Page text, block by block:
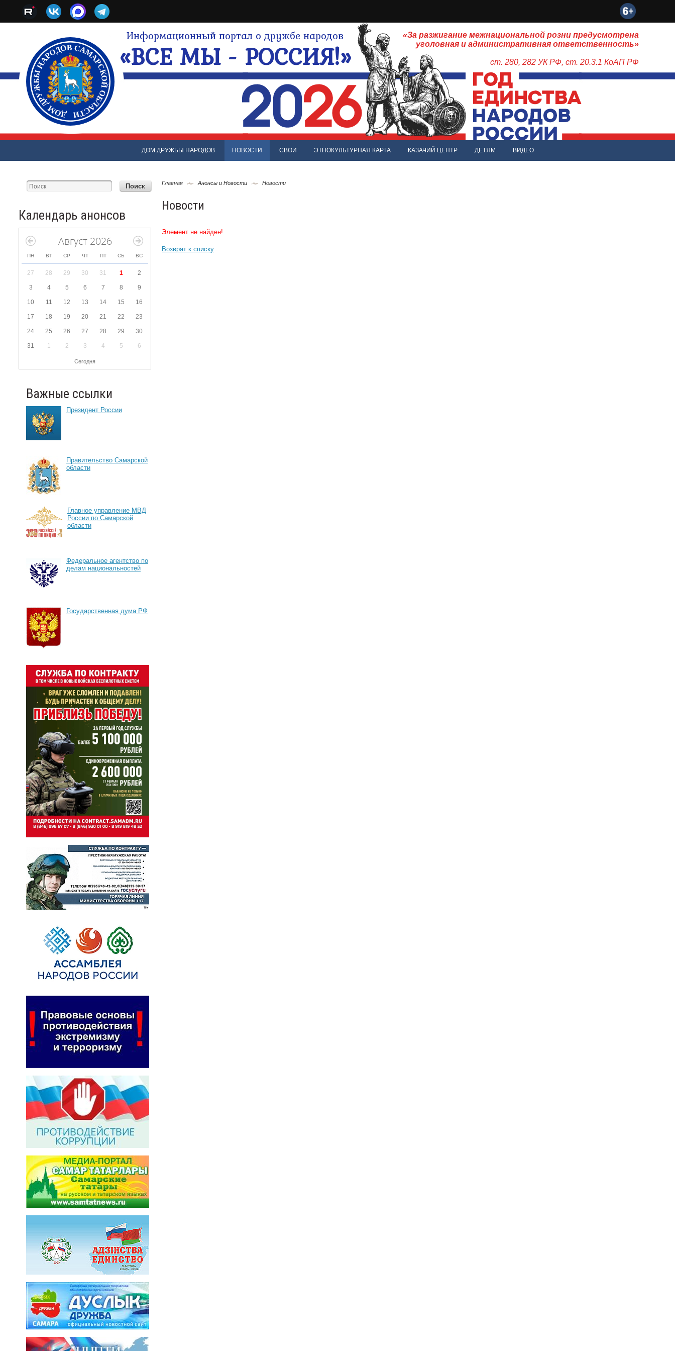
Информационный портал о дружбе народов
«ВСЕ МЫ - РОССИЯ!»
«За разжигание межнациональной розни предусмотрена
уголовная и административная ответственность»
ст. 280, 282 УК РФ, ст. 20.3.1 КоАП РФ
ДОМ ДРУЖБЫ НАРОДОВ НОВОСТИ СВОИ ЭТНОКУЛЬТУРНАЯ КАРТА КАЗАЧИЙ ЦЕНТР ДЕТЯМ ВИДЕО
Календарь анонсов
Август 2026
ПН ВТ СР ЧТ ПТ СБ ВС
27 28 29 30 31 1 2
3 4 5 6 7 8 9
10 11 12 13 14 15 16
17 18 19 20 21 22 23
24 25 26 27 28 29 30
31 1 2 3 4 5 6
Сегодня
Важные ссылки
Президент России
Правительство Самарской
области
Главное управление МВД
России по Самарской
области
Федеральное агентство по
делам национальностей
Государственная дума РФ
Главная Анонсы и Новости Новости
Новости
Элемент не найден!
Возврат к списку